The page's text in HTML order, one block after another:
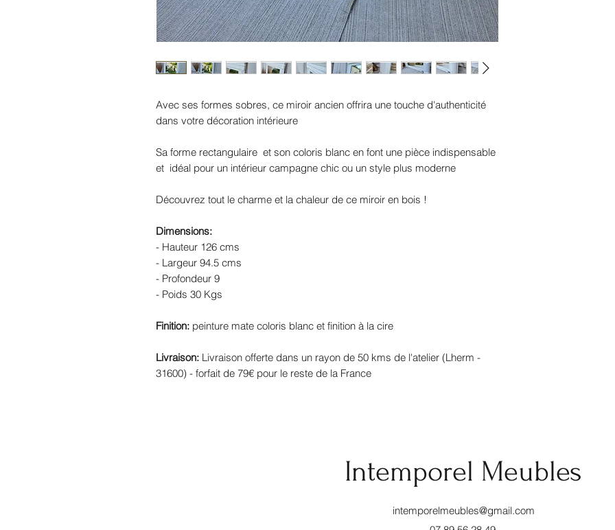
Avec ses formes sobres, ce miroir ancien offrira une touche d'authenticité
dans votre décoration intérieure
Sa forme rectangulaire et son coloris blanc en font une pièce indispensable
et idéal pour un intérieur campagne chic ou un style plus moderne
Découvrez tout le charme et la chaleur de ce miroir en bois !
Dimensions:
- Hauteur 126 cms
- Largeur 94.5 cms
- Profondeur 9
- Poids 30 Kgs
Finition: peinture mate coloris blanc et finition à la cire
Livraison: Livraison offerte dans un rayon de 50 kms de l'atelier (Lherm -
31600) - forfait de 79€ pour le reste de la France
Intemporel Meubles
intemporelmeubles@gmail.com